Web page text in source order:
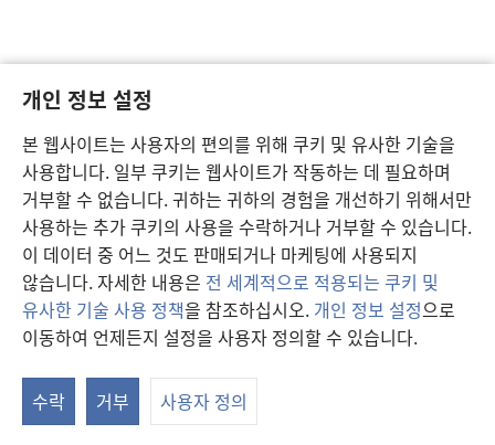
개인 정보 설정
본 웹사이트는 사용자의 편의를 위해 쿠키 및 유사한 기술을
사용합니다. 일부 쿠키는 웹사이트가 작동하는 데 필요하며
거부할 수 없습니다. 귀하는 귀하의 경험을 개선하기 위해서만
사용하는 추가 쿠키의 사용을 수락하거나 거부할 수 있습니다.
이 데이터 중 어느 것도 판매되거나 마케팅에 사용되지
않습니다. 자세한 내용은 전 세계적으로 적용되는 쿠키 및
유사한 기술 사용 정책을 참조하십시오. 개인 정보 설정으로
이동하여 언제든지 설정을 사용자 정의할 수 있습니다.
수락 거부 사용자 정의